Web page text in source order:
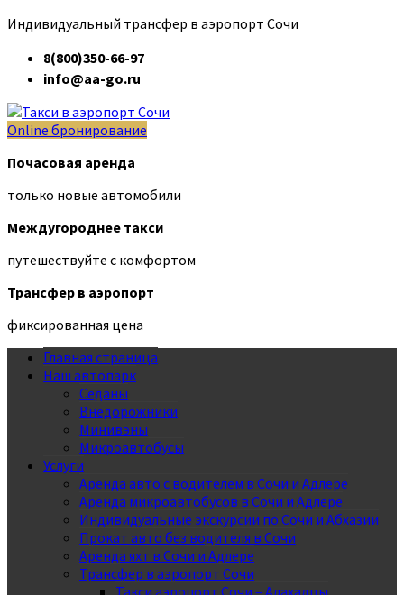
Индивидуальный трансфер в аэропорт Сочи
8(800)350-66-97
info@aa-go.ru
Online бронирование
Почасовая аренда
только новые автомобили
Междугороднее такси
путешествуйте с комфортом
Трансфер в аэропорт
фиксированная цена
Главная страница
Наш автопарк
Седаны
Внедорожники
Минивэны
Микроавтобусы
Услуги
Аренда авто с водителем в Сочи и Адлере
Аренда микроавтобусов в Сочи и Адлере
Индивидуальные экскурсии по Сочи и Абхазии
Прокат авто без водителя в Сочи
Аренда яхт в Сочи и Адлере
Трансфер в аэропорт Сочи
Такси аэропорт Сочи – Алахадцы